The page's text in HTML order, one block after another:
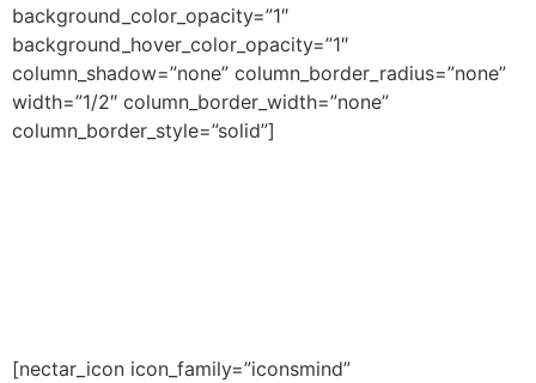
background_color_opacity=”1″
background_hover_color_opacity=”1″
column_shadow=”none” column_border_radius=”none”
width=”1/2″ column_border_width=”none”
column_border_style=”solid”]
[nectar_icon icon_family=”iconsmind”